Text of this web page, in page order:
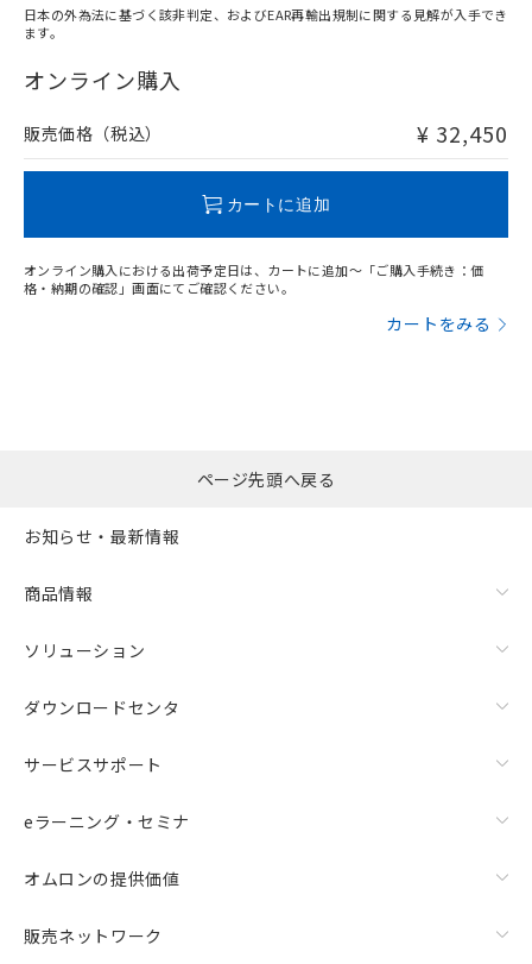
在庫等で未対応品が混在する可能性があります。
問い合わせください。
日本の外為法に基づく該非判定、およびEAR再輸出規制に関する見解が入手でき
ます。
オンライン購入
販売価格（税込） ¥ 32,450
カートに追加
オンライン購入における出荷予定日は、カートに追加～「ご購入手続き：価
格・納期の確認」画面にてご確認ください。
カートをみる
ページ先頭へ戻る
お知らせ・最新情報
商品情報
ソリューション
ダウンロードセンタ
サービスサポート
eラーニング・セミナ
オムロンの提供価値
販売ネットワーク